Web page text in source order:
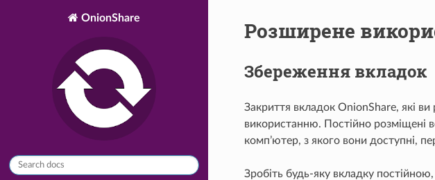
OnionShare Розширене
Збереження вкладок
Закриття вкладок OnionShare, які
використанню. Постійно розміщені
комп’ютер, з якого вони доступні,
Зробіть будь-яку вкладку